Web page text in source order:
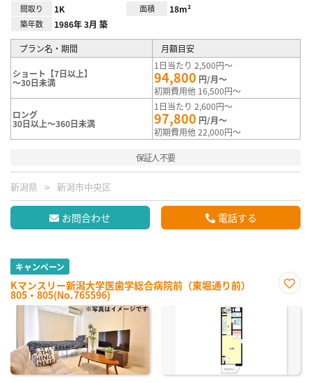
間取り 1K 面積 18m²
築年数 1986年 3月 築
プラン名・期間 月額目安
ショート【7日以上】
～30日未満
1日当たり 2,500円～
94,800 円/月～
初期費用他 16,500円～
ロング
30日以上～360日未満
1日当たり 2,600円～
97,800 円/月～
初期費用他 22,000円～
保証人不要
新潟県 新潟市中央区
お問合わせ 電話する
キャンペーン
Kマンスリー新潟大学医歯学総合病院前（東堀通り前）
805・805(No.765596)
に入